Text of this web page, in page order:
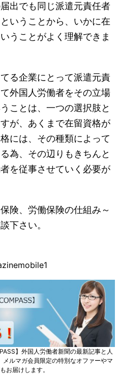
出でも同じ派遣元責任者
いうことから、いかに在
うことがよく理解できま
る企業にとって派遣元責
外国人労働者をその立場
ことは、一つの選択肢と
が、あくまで在留資格が
には、その種類によって
為、その辺りもきちんと
を従事させていく必要が
険、労働保険の仕組み～
下さい。
】外国人労働者新聞の最新記事と人
ルマガ会員限定の特別なオファーやマ
お届けします。